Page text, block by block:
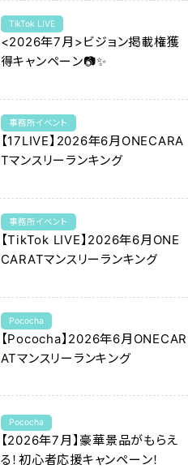
TikTok LIVE
<2026年7月>ビジョン掲載権獲
得キャンペーン📷✨
事務所イベント
【17LIVE】2026年6月ONECARA
Tマンスリーランキング
事務所イベント
【TikTok LIVE】2026年6月ONE
CARATマンスリーランキング
Pococha
【Pococha】2026年6月ONECAR
ATマンスリーランキング
Pococha
【2026年7月】豪華景品がもらえ
る！初心者応援キャンペーン！